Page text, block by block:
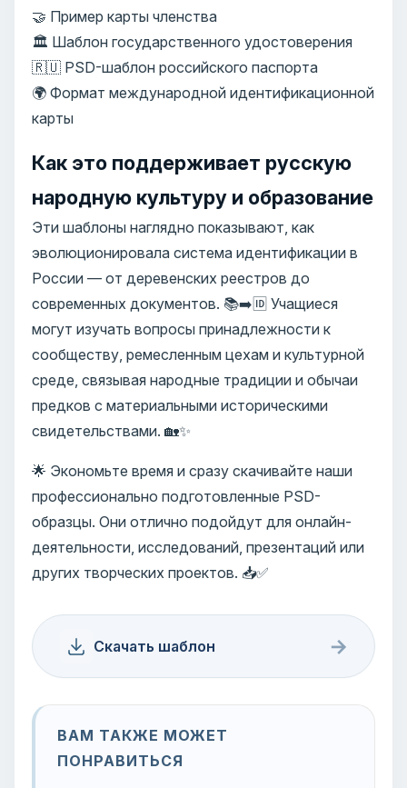
🤝 Пример карты членства
🏛️ Шаблон государственного удостоверения
🇷🇺 PSD-шаблон российского паспорта
🌍 Формат международной идентификационной
карты
Как это поддерживает русскую
народную культуру и образование
Эти шаблоны наглядно показывают, как
эволюционировала система идентификации в
России — от деревенских реестров до
современных документов. 📚➡️🆔 Учащиеся
могут изучать вопросы принадлежности к
сообществу, ремесленным цехам и культурной
среде, связывая народные традиции и обычаи
предков с материальными историческими
свидетельствами. 🏡✨
🌟 Экономьте время и сразу скачивайте наши
профессионально подготовленные PSD-
образцы. Они отлично подойдут для онлайн-
деятельности, исследований, презентаций или
других творческих проектов. 📥✅
Скачать шаблон →
ВАМ ТАКЖЕ МОЖЕТ
ПОНРАВИТЬСЯ